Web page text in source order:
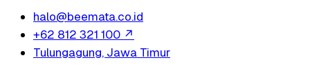
halo@beemata.co.id
+62 812 321 100 ↗
Tulungagung, Jawa Timur